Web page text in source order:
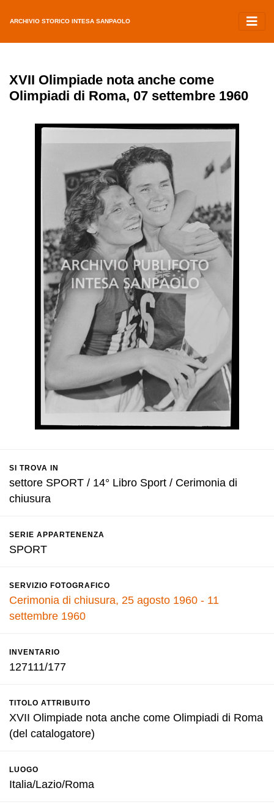
ARCHIVIO STORICO INTESA SANPAOLO
XVII Olimpiade nota anche come
Olimpiadi di Roma, 07 settembre 1960
SI TROVA IN
settore SPORT / 14° Libro Sport / Cerimonia di
chiusura
SERIE APPARTENENZA
SPORT
SERVIZIO FOTOGRAFICO
Cerimonia di chiusura, 25 agosto 1960 - 11
settembre 1960
INVENTARIO
127111/177
TITOLO ATTRIBUITO
XVII Olimpiade nota anche come Olimpiadi di Roma
(del catalogatore)
LUOGO
Italia/Lazio/Roma